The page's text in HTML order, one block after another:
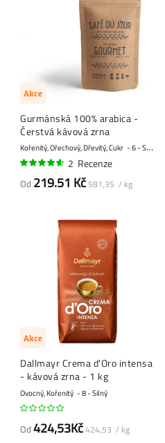
Akce
Gurmánská 100% arabica -
Čerstvá kávová zrna
Kořenitý, Ořechový, Dřevitý, Cukr 6 - Střední
90%
2 Recenze
Od 219.51 Kč 581,35 / kg
Akce
Dallmayr Crema d'Oro intensa
- kávová zrna - 1 kg
Ovocný, Kořenitý 8 - Silný
Od 424,53Kč424,53 / kg